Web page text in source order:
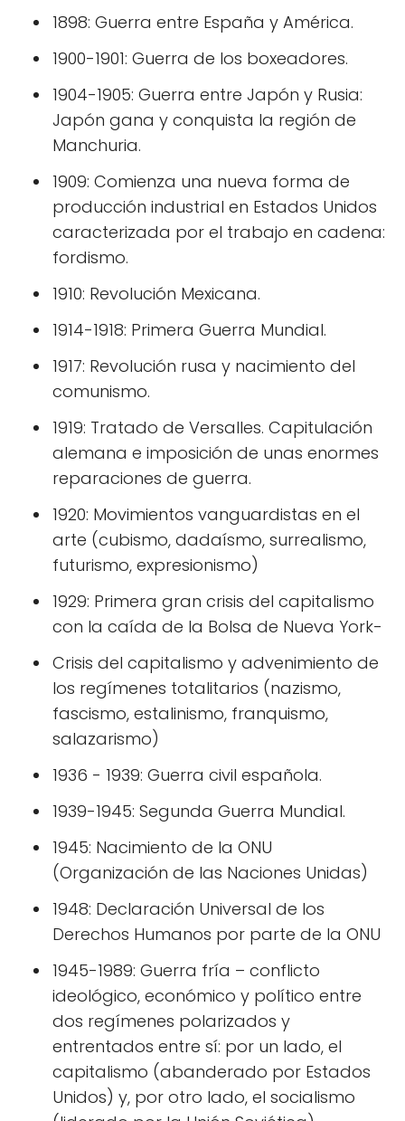
1898: Guerra entre España y América.
1900-1901: Guerra de los boxeadores.
1904-1905: Guerra entre Japón y Rusia:
Japón gana y conquista la región de
Manchuria.
1909: Comienza una nueva forma de
producción industrial en Estados Unidos
caracterizada por el trabajo en cadena:
fordismo.
1910: Revolución Mexicana.
1914-1918: Primera Guerra Mundial.
1917: Revolución rusa y nacimiento del
comunismo.
1919: Tratado de Versalles. Capitulación
alemana e imposición de unas enormes
reparaciones de guerra.
1920: Movimientos vanguardistas en el
arte (cubismo, dadaísmo, surrealismo,
futurismo, expresionismo)
1929: Primera gran crisis del capitalismo
con la caída de la Bolsa de Nueva York-
Crisis del capitalismo y advenimiento de
los regímenes totalitarios (nazismo,
fascismo, estalinismo, franquismo,
salazarismo)
1936 - 1939: Guerra civil española.
1939-1945: Segunda Guerra Mundial.
1945: Nacimiento de la ONU
(Organización de las Naciones Unidas)
1948: Declaración Universal de los
Derechos Humanos por parte de la ONU
1945-1989: Guerra fría – conflicto
ideológico, económico y político entre
dos regímenes polarizados y
entrentados entre sí: por un lado, el
capitalismo (abanderado por Estados
Unidos) y, por otro lado, el socialismo